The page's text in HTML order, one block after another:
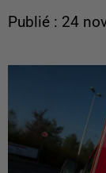
Publié : 24